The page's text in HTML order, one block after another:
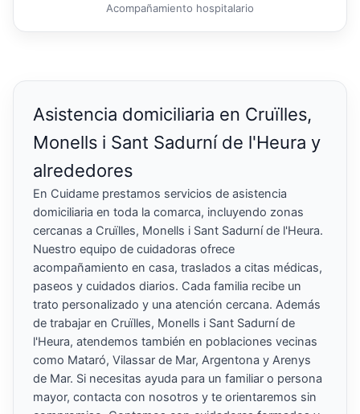
Acompañamiento hospitalario
Asistencia domiciliaria en Cruïlles,
Monells i Sant Sadurní de l'Heura y
alrededores
En Cuidame prestamos servicios de asistencia
domiciliaria en toda la comarca, incluyendo zonas
cercanas a Cruïlles, Monells i Sant Sadurní de l'Heura.
Nuestro equipo de cuidadoras ofrece
acompañamiento en casa, traslados a citas médicas,
paseos y cuidados diarios. Cada familia recibe un
trato personalizado y una atención cercana. Además
de trabajar en Cruïlles, Monells i Sant Sadurní de
l'Heura, atendemos también en poblaciones vecinas
como Mataró, Vilassar de Mar, Argentona y Arenys
de Mar. Si necesitas ayuda para un familiar o persona
mayor, contacta con nosotros y te orientaremos sin